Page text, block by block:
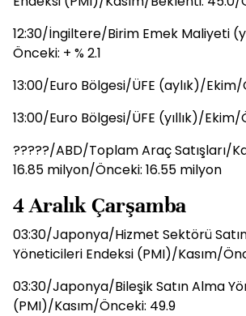
12:30/İngiltere/Birim Emek Maliyeti
Önceki: + % 2.1
13:00/Euro Bölgesi/ÜFE (aylık)/Ekim/
13:00/Euro Bölgesi/ÜFE (yıllık)/Ekim/
?????/ABD/Toplam Araç Satışları/
16.85 milyon/Önceki: 16.55 milyon
4 Aralık Çarşamba
03:30/Japonya/Hizmet Sektörü
Yöneticileri Endeksi (PMI)/Kasım/
03:30/Japonya/Bileşik Satın Alma
(PMI)/Kasım/Önceki: 49.9